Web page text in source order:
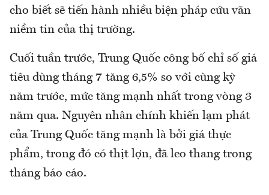
cho biết sẽ tiến hành nhiều biện pháp cứu vãn
niềm tin của thị trường.
Cuối tuần trước, Trung Quốc công bố chỉ số giá
tiêu dùng tháng 7 tăng 6,5% so với cùng kỳ
năm trước, mức tăng mạnh nhất trong vòng 3
năm qua. Nguyên nhân chính khiến lạm phát
của Trung Quốc tăng mạnh là bởi giá thực
phẩm, trong đó có thịt lợn, đã leo thang trong
tháng báo cáo.